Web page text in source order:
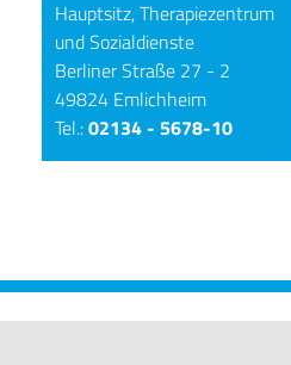
Hauptsitz, Therapiezentrum
und Sozialdienste
Berliner Straße 27 - 2
49824 Emlichheim
Tel.:02134 - 5678-10